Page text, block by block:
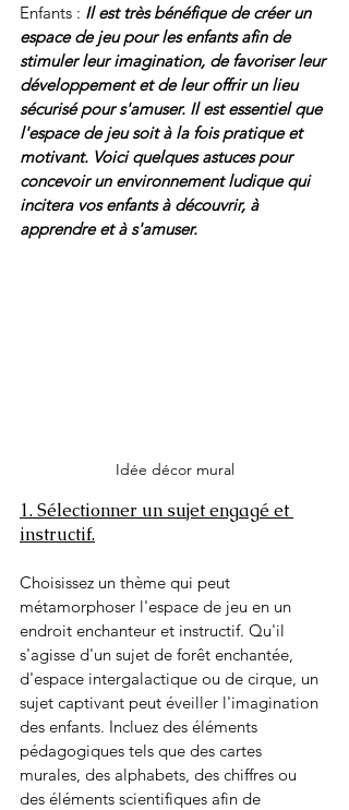
Enfants : Il est très bénéfique de créer un
espace de jeu pour les enfants afin de
stimuler leur imagination, de favoriser leur
développement et de leur offrir un lieu
sécurisé pour s'amuser. Il est essentiel que
l'espace de jeu soit à la fois pratique et
motivant. Voici quelques astuces pour
concevoir un environnement ludique qui
incitera vos enfants à découvrir, à
apprendre et à s'amuser.
Idée décor mural
1. Sélectionner un sujet engagé et
instructif.
Choisissez un thème qui peut
métamorphoser l'espace de jeu en un
endroit enchanteur et instructif. Qu'il
s'agisse d'un sujet de forêt enchantée,
d'espace intergalactique ou de cirque, un
sujet captivant peut éveiller l'imagination
des enfants. Incluez des éléments
pédagogiques tels que des cartes
murales, des alphabets, des chiffres ou
des éléments scientifiques afin de